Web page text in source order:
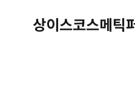
상이스코스메틱